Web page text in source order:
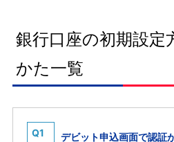
銀行口座の初期設定
かた一覧
Q1
デビット申込画面で認証